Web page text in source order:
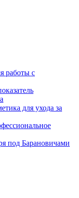
работы с
для ухода за
под Барановичами